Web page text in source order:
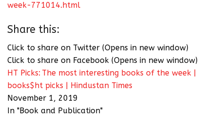
week-771014.html
Share this:
Click to share on Twitter (Opens in new window)
Click to share on Facebook (Opens in new window)
HT Picks: The most interesting books of the week |
books$ht picks | Hindustan Times
November 1, 2019
In "Book and Publication"